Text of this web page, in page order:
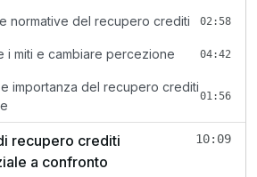
normative del recupero crediti 02:58
i miti e cambiare percezione 04:42
importanza del recupero crediti
01:56
recupero crediti
a confronto
10:09